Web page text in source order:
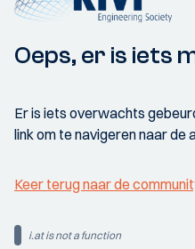
Oeps, er is iets
Er is iets overwachts
link om te navigeren naar de
Keer terug naar de
i.at is not a function